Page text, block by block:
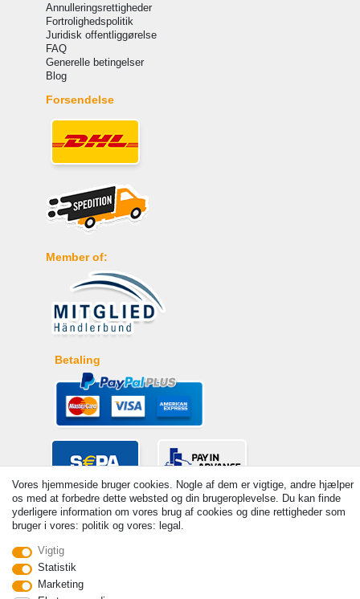
Annulleringsrettigheder
Fortrolighedspolitik
Juridisk offentliggørelse
FAQ
Generelle betingelser
Blog
Forsendelse
Member of:
Betaling
© Copyright 2026 | Alle rettigheder forbeholdes. - Prices incl. VAT. 19%
Vores hjemmeside bruger cookies. Nogle af dem er vigtige, andre hjælper
os med at forbedre dette websted og din brugeroplevelse. Du kan finde
yderligere information om vores brug af cookies og dine rettigheder som
bruger i vores: politik og vores: legal.
Vigtig
Statistik
Marketing